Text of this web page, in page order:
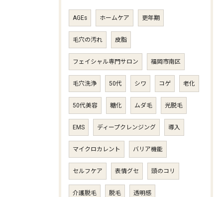
AGEs ホームケア 更年期
毛穴の汚れ 皮脂
フェイシャル専門サロン 福岡市南区
毛穴洗浄 50代 シワ コゲ 老化
50代美容 糖化 ムダ毛 光脱毛
EMS ディープクレンジング 導入
マイクロカレント バリア機能
セルフケア 表情グセ 頭のコリ
介護脱毛 脱毛 透明感